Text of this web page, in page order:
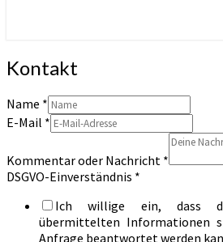
Kontakt
Kontakt
Name *
E-Mail *
Kommentar oder Nachricht *
DSGVO-Einverständnis *
Ich willige ein, dass
übermittelten Informationen
Anfrage beantwortet werden